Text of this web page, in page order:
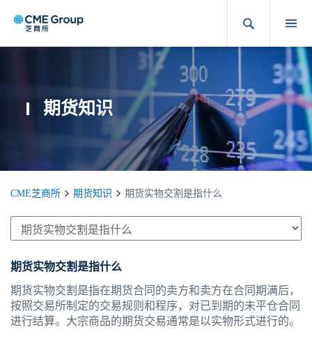
期货知识
CME芝商所 期货知识 期货实物交割是指什么
期货实物交割是指什么
期货实物交割是指在期货合同的卖方和卖方在合同期满后，
按照交易所制定的交易规则和程序，对已到期的未平仓合同
进行结算。大宗商品的期货交易通常是以实物形式进行的。